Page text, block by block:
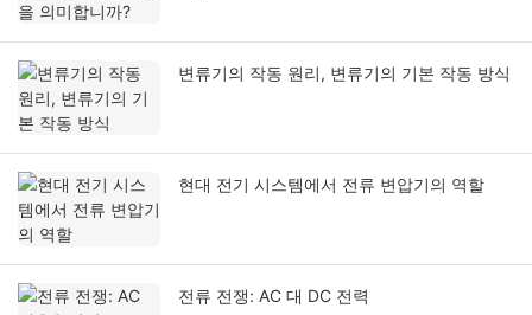
변류기의 작동 원리, 변류기의 기본 작동 방식
현대 전기 시스템에서 전류 변압기의 역할
전류 전쟁: AC 대 DC 전력